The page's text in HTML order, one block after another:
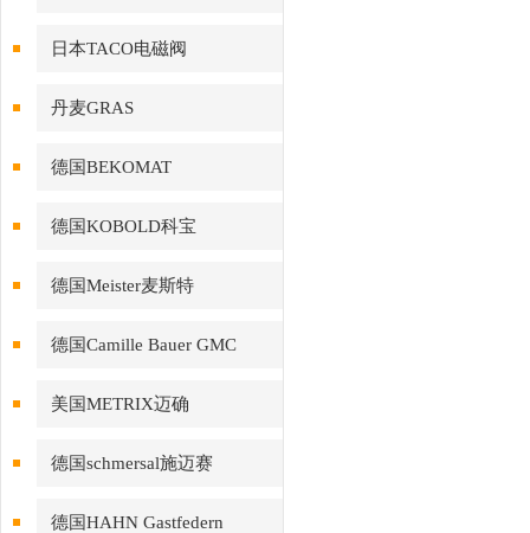
日本TACO电磁阀
丹麦GRAS
德国BEKOMAT
德国KOBOLD科宝
德国Meister麦斯特
德国Camille Bauer GMC
美国METRIX迈确
德国schmersal施迈赛
德国HAHN Gastfedern